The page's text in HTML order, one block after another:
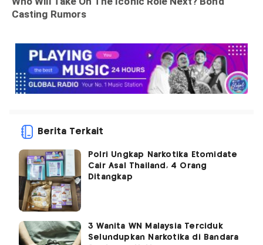
Berita Terkait
Polri Ungkap Narkotika Etomidate
Cair Asal Thailand, 4 Orang
Ditangkap
3 Wanita WN Malaysia Terciduk
Selundupkan Narkotika di Bandara